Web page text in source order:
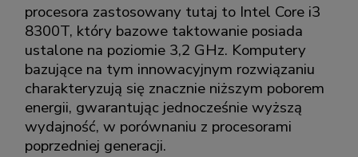
procesora zastosowany tutaj to Intel Core i3
8300T, który bazowe taktowanie posiada
ustalone na poziomie 3,2 GHz. Komputery
bazujące na tym innowacyjnym rozwiązaniu
charakteryzują się znacznie niższym poborem
energii, gwarantując jednocześnie wyższą
wydajność, w porównaniu z procesorami
poprzedniej generacji.